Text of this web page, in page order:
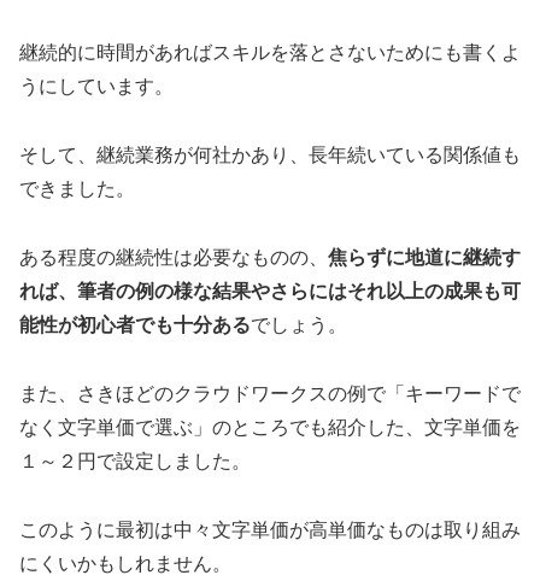
継続的に時間があればスキルを落とさないためにも書くよ
うにしています。
そして、継続業務が何社かあり、長年続いている関係値も
できました。
ある程度の継続性は必要なものの、 焦らずに地道に継続す
れば、筆者の例の様な結果やさらにはそれ以上の成果も可
能性が初心者でも十分あるでしょう。
また、さきほどのクラウドワークスの例で「キーワードで
なく文字単価で選ぶ」のところでも紹介した、文字単価を
１～２円で設定しました。
このように最初は中々文字単価が高単価なものは取り組み
にくいかもしれません。